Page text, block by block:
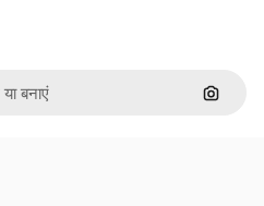
इमेज से